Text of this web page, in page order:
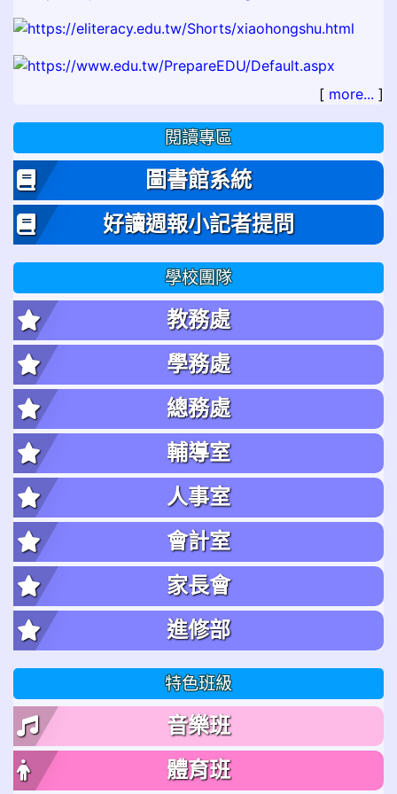
[ more... ]
閱讀專區
圖書館系統
好讀週報小記者提問
學校團隊
教務處
學務處
總務處
輔導室
人事室
會計室
家長會
進修部
特色班級
音樂班
體育班